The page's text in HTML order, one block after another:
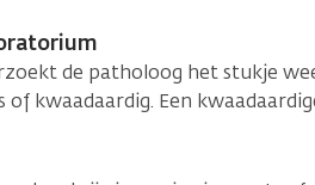
de patholoog het stukje
of kwaadaardig. Een